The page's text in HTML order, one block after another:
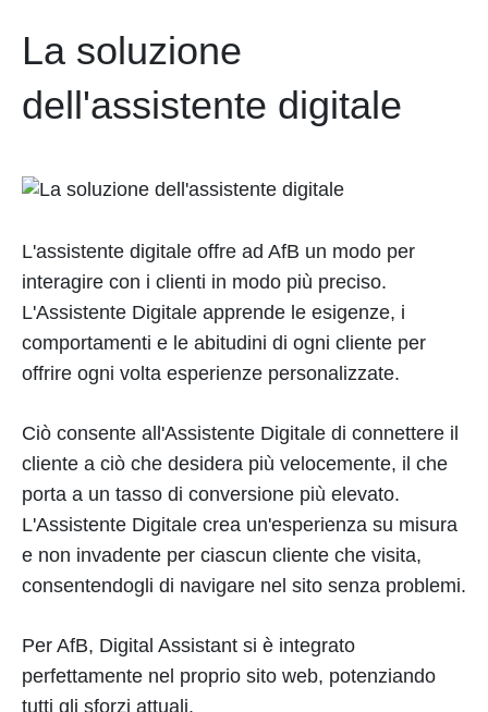
La soluzione
dell'assistente digitale
L'assistente digitale offre ad AfB un modo per
interagire con i clienti in modo più preciso.
L'Assistente Digitale apprende le esigenze, i
comportamenti e le abitudini di ogni cliente per
offrire ogni volta esperienze personalizzate.
Ciò consente all'Assistente Digitale di connettere il
cliente a ciò che desidera più velocemente, il che
porta a un tasso di conversione più elevato.
L'Assistente Digitale crea un'esperienza su misura
e non invadente per ciascun cliente che visita,
consentendogli di navigare nel sito senza problemi.
Per AfB, Digital Assistant si è integrato
perfettamente nel proprio sito web, potenziando
tutti gli sforzi attuali.